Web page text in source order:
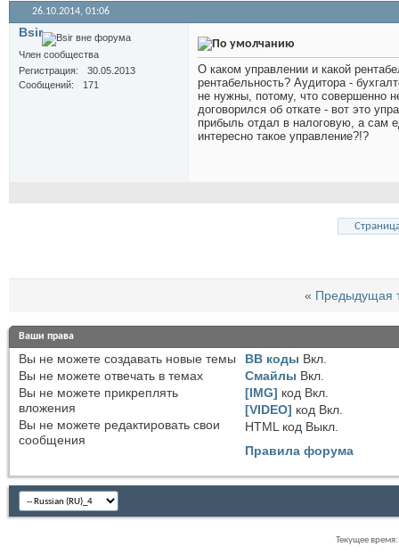
26.10.2014, 01:06
Bsir
Член сообщества
Регистрация
30.05.2013
Сообщений
171
О каком управлении и какой
рентабельность? Аудитора -
не нужны, потому, что совершенно
договорился об откате - вот это
прибыль отдал в налоговую, а сам
интересно такое управление?!?
« Предыдущая
Ваши права
Вы не можете создавать новые темы
Вы не можете отвечать в темах
Вы не можете прикреплять
вложения
Вы не можете редактировать свои
сообщения
BB коды Вкл.
Смайлы Вкл.
[IMG] код Вкл.
[VIDEO] код Вкл.
HTML код Выкл.
Правила форума
Текущее время: